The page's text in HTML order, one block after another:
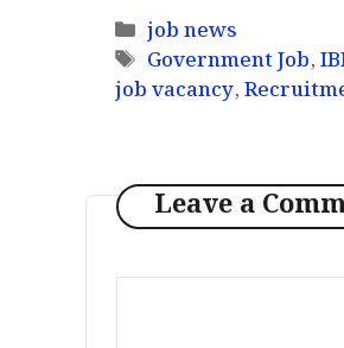
Categories
job news
Tags
Government Job,
job vacancy,
Leave a